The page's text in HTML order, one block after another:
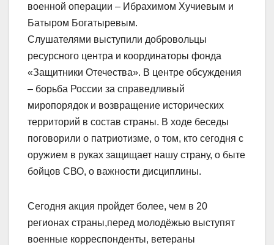
военной операции – Ибрахимом Хучиевым и
Батыром Богатыревым.
Слушателями выступили добровольцы
ресурсного центра и координаторы фонда
«Защитники Отечества». В центре обсуждения
– борьба России за справедливый
миропорядок и возвращение исторических
территорий в состав страны. В ходе беседы
поговорили о патриотизме, о том, кто сегодня с
оружием в руках защищает нашу страну, о быте
бойцов СВО, о важности дисциплины.
Сегодня акция пройдет более, чем в 20
регионах страны,перед молодёжью выступят
военные корреспонденты, ветераны